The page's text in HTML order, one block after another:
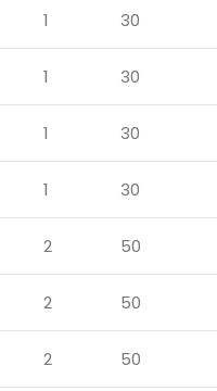
1 30
1 30
1 30
1 30
2 50
2 50
2 50